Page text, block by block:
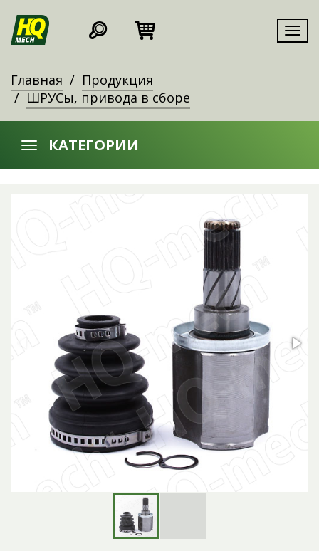
Главная
Продукция
ШРУСы, привода в сборе
КАТЕГОРИИ